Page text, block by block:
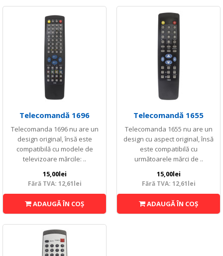
Telecomandă 1696
Telecomanda 1696 nu are un
design original, însă este
compatibilă cu modele de
televizoare mărcile: ..
15,00lei
Fără TVA: 12,61lei
ADAUGĂ ÎN COŞ
Telecomandă 1655
Telecomanda 1655 nu are un
design cu aspect original, însă
este compatibilă cu
următoarele mărci de ..
15,00lei
Fără TVA: 12,61lei
ADAUGĂ ÎN COŞ